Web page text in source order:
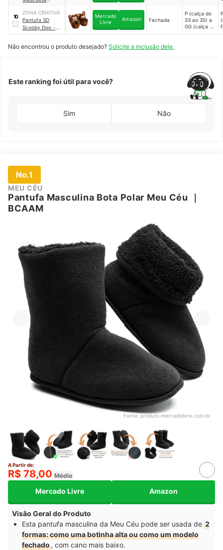
10
ZONA CRIATIVA
Pantufa 3D
Scooby Doo -
Hanna Barbera｜
Mercado
Livre
Amazon Fechada
P (calça do
33 ao 35) a
GG (calça do
42 ao 44)
Não encontrou o produto desejado? Solicite a inclusão dele.
Este ranking foi útil para você?
Sim Não
No.1
MEU CÉU
Pantufa Masculina Bota Polar Meu Céu ｜
BCAAM
Fonte:produto.mercadolivre.com.br
A Partir de:
R$ 78,00 Médio
Mercado Livre Amazon
Visão Geral do Produto
Esta pantufa masculina da Meu Céu pode ser usada de 2
formas: como uma botinha alta ou como um modelo
fechado, com cano mais baixo.